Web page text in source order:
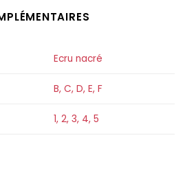
Ecru nacré
B, C, D, E, F
1, 2, 3, 4, 5